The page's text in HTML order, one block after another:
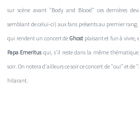
sur scène avant "Body and Blood" ces dernières
semblant de celui-ci) aux fans présents au premier
qui rendent un concert de Ghost plaisant et fun à vivre,
Papa Emeritusqui, s'il reste dans la même thématique,
soir. On notera d'ailleurs ce soir ce concert de "oui" et
hilarant.